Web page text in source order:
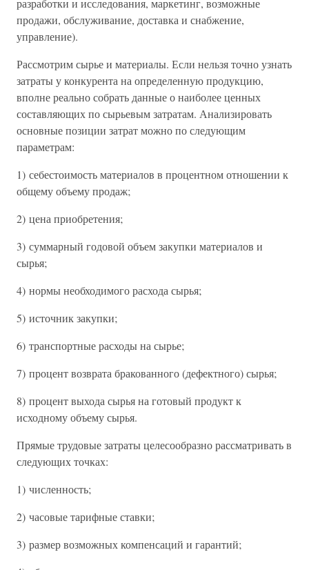
продажи, обслуживание, доставка и снабжение,
управление).
Рассмотрим сырье и материалы. Если нельзя точно узнать
затраты у конкурента на определенную продукцию,
вполне реально собрать данные о наиболее ценных
составляющих по сырьевым затратам. Анализировать
основные позиции затрат можно по следующим
параметрам:
1) себестоимость материалов в процентном отношении к
общему объему продаж;
2) цена приобретения;
3) суммарный годовой объем закупки материалов и
сырья;
4) нормы необходимого расхода сырья;
5) источник закупки;
6) транспортные расходы на сырье;
7) процент возврата бракованного (дефектного) сырья;
8) процент выхода сырья на готовый продукт к
исходному объему сырья.
Прямые трудовые затраты целесообразно рассматривать в
следующих точках:
1) численность;
2) часовые тарифные ставки;
3) размер возможных компенсаций и гарантий;